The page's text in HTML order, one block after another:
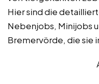
Hier sind die
Nebenjobs, Minijobs
Bremervörde, die sie